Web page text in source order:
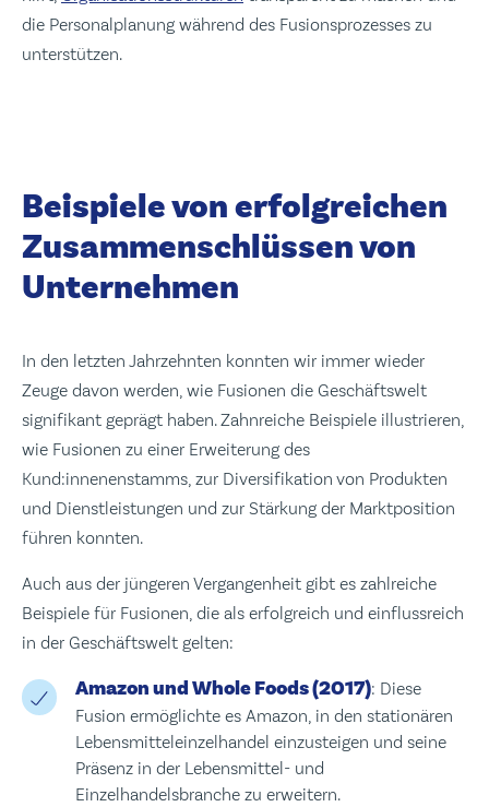
die Personalplanung während des Fusionsprozesses zu
unterstützen.
Beispiele von erfolgreichen
Zusammenschlüssen von
Unternehmen
In den letzten Jahrzehnten konnten wir immer wieder
Zeuge davon werden, wie Fusionen die Geschäftswelt
signifikant geprägt haben. Zahnreiche Beispiele illustrieren,
wie Fusionen zu einer Erweiterung des
Kund:innenenstamms, zur Diversifikation von Produkten
und Dienstleistungen und zur Stärkung der Marktposition
führen konnten.
Auch aus der jüngeren Vergangenheit gibt es zahlreiche
Beispiele für Fusionen, die als erfolgreich und einflussreich
in der Geschäftswelt gelten:
Amazon und Whole Foods (2017): Diese
Fusion ermöglichte es Amazon, in den stationären
Lebensmitteleinzelhandel einzusteigen und seine
Präsenz in der Lebensmittel- und
Einzelhandelsbranche zu erweitern.